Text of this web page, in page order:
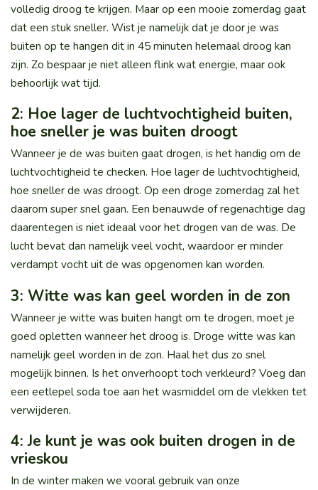
volledig droog te krijgen. Maar op een mooie zomerdag gaat
dat een stuk sneller. Wist je namelijk dat je door je was
buiten op te hangen dit in 45 minuten helemaal droog kan
zijn. Zo bespaar je niet alleen flink wat energie, maar ook
behoorlijk wat tijd.
2: Hoe lager de luchtvochtigheid buiten,
hoe sneller je was buiten droogt
Wanneer je de was buiten gaat drogen, is het handig om de
luchtvochtigheid te checken. Hoe lager de luchtvochtigheid,
hoe sneller de was droogt. Op een droge zomerdag zal het
daarom super snel gaan. Een benauwde of regenachtige dag
daarentegen is niet ideaal voor het drogen van de was. De
lucht bevat dan namelijk veel vocht, waardoor er minder
verdampt vocht uit de was opgenomen kan worden.
3: Witte was kan geel worden in de zon
Wanneer je witte was buiten hangt om te drogen, moet je
goed opletten wanneer het droog is. Droge witte was kan
namelijk geel worden in de zon. Haal het dus zo snel
mogelijk binnen. Is het onverhoopt toch verkleurd? Voeg dan
een eetlepel soda toe aan het wasmiddel om de vlekken tet
verwijderen.
4: Je kunt je was ook buiten drogen in de
vrieskou
In de winter maken we vooral gebruik van onze